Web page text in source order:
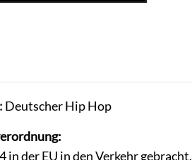
Deutscher Hip Hop
der EU in den Verkehr gebracht.